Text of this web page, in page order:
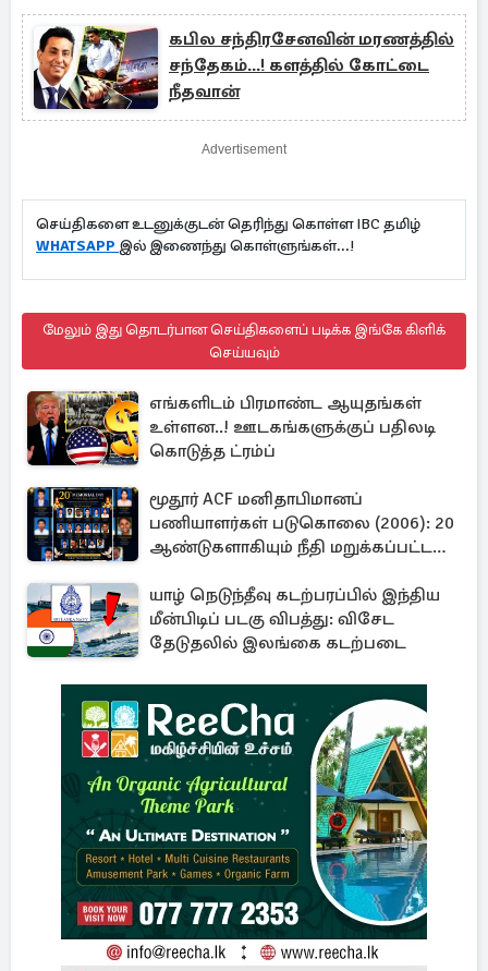
கபில சந்திரசேனவின் மரணத்தில்
சந்தேகம்...! களத்தில் கோட்டை
நீதவான்
Advertisement
செய்திகளை உடனுக்குடன் தெரிந்து கொள்ள IBC தமிழ்
WHATSAPP இல் இணைந்து கொள்ளுங்கள்...!
மேலும் இது தொடர்பான செய்திகளைப் படிக்க இங்கே கிளிக்
செய்யவும்
எங்களிடம் பிரமாண்ட ஆயுதங்கள்
உள்ளன..! ஊடகங்களுக்குப் பதிலடி
கொடுத்த ட்ரம்ப்
மூதூர் ACF மனிதாபிமானப்
பணியாளர்கள் படுகொலை (2006): 20
ஆண்டுகளாகியும் நீதி மறுக்கப்பட்ட
யாழ் நெடுந்தீவு கடற்பரப்பில் இந்திய
மீன்பிடிப் படகு விபத்து: விசேட
தேடுதலில் இலங்கை கடற்படை